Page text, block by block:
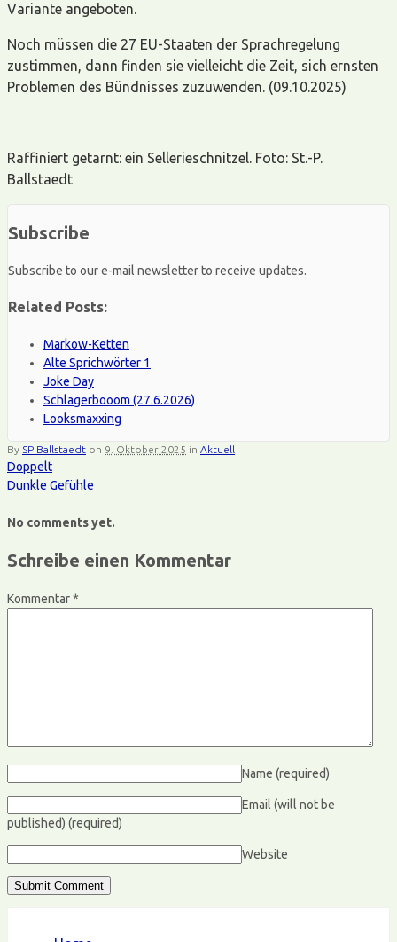
Variante angeboten.
Noch müssen die 27 EU-Staaten der Sprachregelung
zustimmen, dann finden sie vielleicht die Zeit, sich ernsten
Problemen des Bündnisses zuzuwenden. (09.10.2025)
Raffiniert getarnt: ein Sellerieschnitzel. Foto: St.-P.
Ballstaedt
Subscribe
Subscribe to our e-mail newsletter to receive updates.
Related Posts:
Markow-Ketten
Alte Sprichwörter 1
Joke Day
Schlagerbooom (27.6.2026)
Looksmaxxing
By SP Ballstaedt on 9. Oktober 2025 in Aktuell
Doppelt
Dunkle Gefühle
No comments yet.
Schreibe einen Kommentar
Kommentar*
Name (required)
Email (will not be
published) (required)
Website